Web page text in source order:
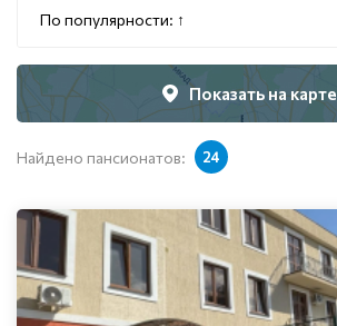
По популярности: ↑
Показать на карте
Найдено пансионатов: 24